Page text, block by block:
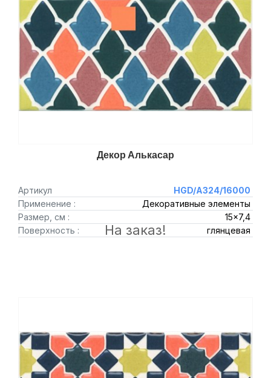
Декор Алькасар
Артикул
HGD/A324/16000
Применение :
Декоративные элементы
Размер, см :
15x7,4
Поверхность :
глянцевая
На заказ!